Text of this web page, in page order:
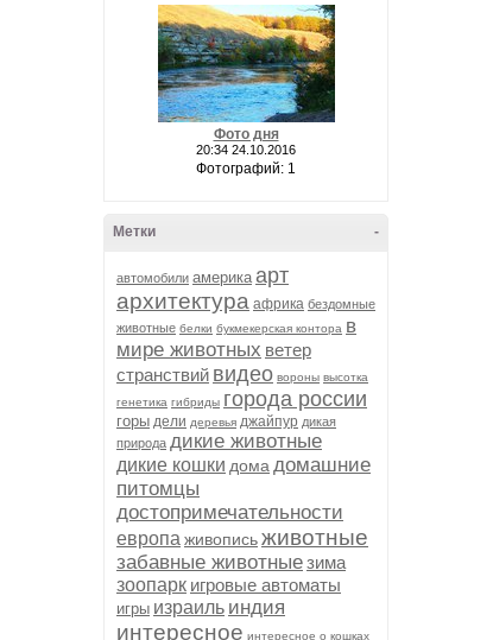
Фото дня
20:34 24.10.2016
Фотографий: 1
-
Метки
автомобили америка арт
архитектура африка бездомные
животные белки букмекерская контора в
мире животных ветер
странствий видео вороны высотка
генетика гибриды города россии
горы дели деревья джайпур дикая
природа дикие животные
дикие кошки дома домашние
питомцы
достопримечательности
европа живописьживотные
забавные животныезима
зоопарк игровые автоматы
игры израиль индия
интересное интересное о кошках